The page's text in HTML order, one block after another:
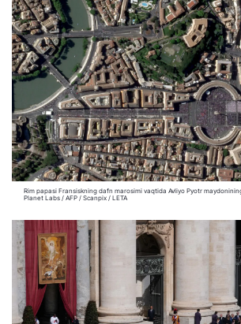
Rim papasi Fransiskning dafn marosimi vaqtida Avliyo Pyotr
Planet Labs / AFP / Scanpix / LETA